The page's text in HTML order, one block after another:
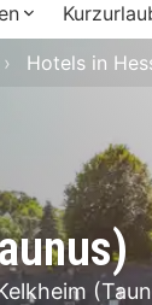
Hotels in